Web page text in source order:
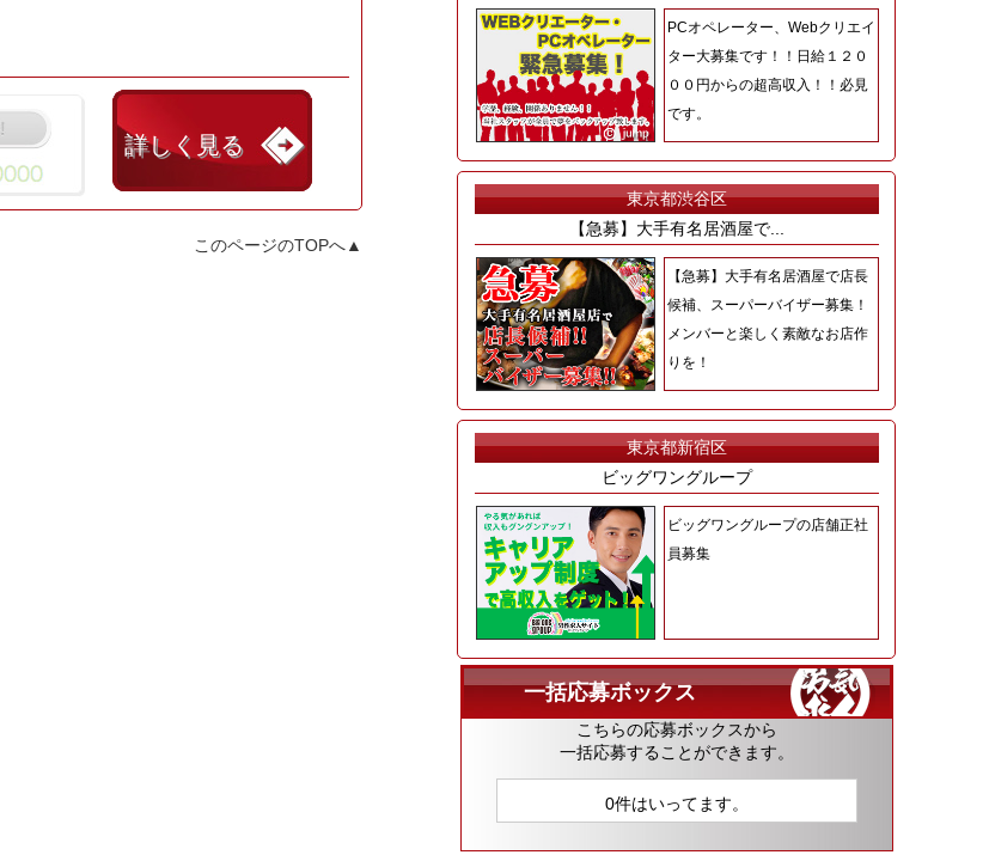
PCオペレーター、Webクリエイ
ター大募集です！！日給１２０
００円からの超高収入！！必見
です。
東京都渋谷区
【急募】大手有名居酒屋で...
【急募】大手有名居酒屋で店長
候補、スーパーバイザー募集！
メンバーと楽しく素敵なお店作
りを！
東京都新宿区
ビッグワングループ
ビッグワングループの店舗正社
員募集
一括応募ボックス
こちらの応募ボックスから
一括応募することができます。
0件はいってます。
詳しく見る
このページのTOPへ▲